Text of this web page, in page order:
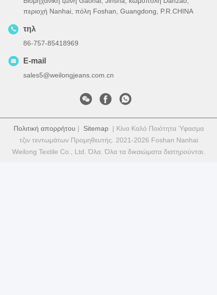
περιοχή Nanhai, πόλη Foshan, Guangdong, P.R.CHINA
τηλ
86-757-85418969
E-mail
sales5@weilongjeans.com.cn
Πολιτική απορρήτου | Sitemap| Κίνα Καλό Ποιότητα Ύφασμα
τζιν τεντωμάτων Προμηθευτής. 2021-2026 Foshan Nanhai
Weilong Textile Co., Ltd. Όλα. Όλα τα δικαιώματα διατηρούνται.